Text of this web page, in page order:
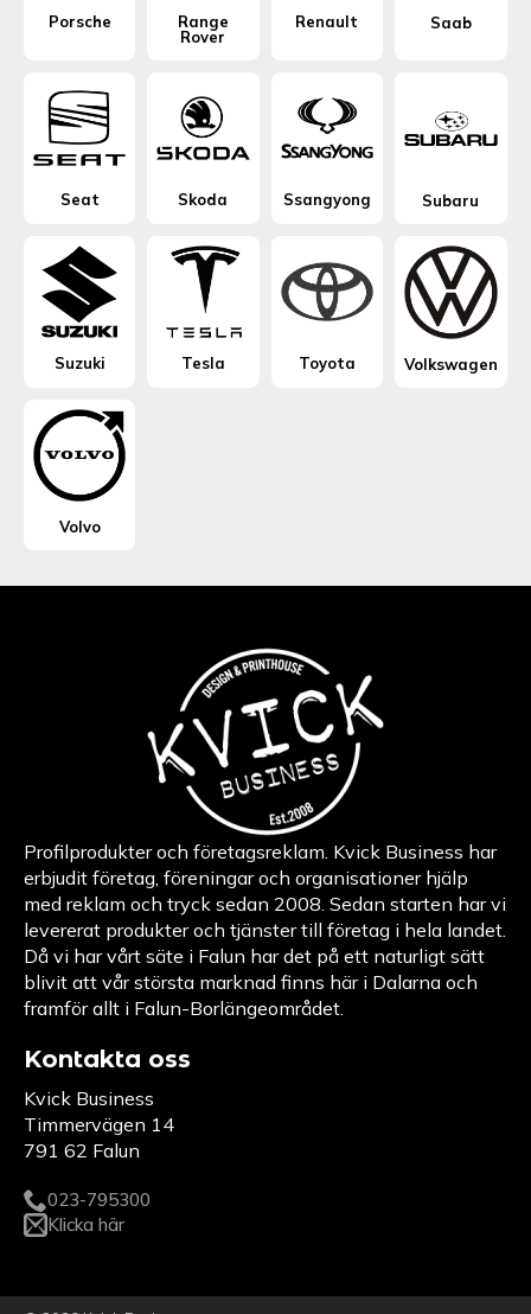
Porsche
Range
Rover
Renault Saab
Seat Skoda Ssangyong Subaru
Suzuki Tesla Toyota Volkswagen
Volvo
Profilprodukter och företagsreklam. Kvick Business har
erbjudit företag, föreningar och organisationer hjälp
med reklam och tryck sedan 2008. Sedan starten har vi
levererat produkter och tjänster till företag i hela landet.
Då vi har vårt säte i Falun har det på ett naturligt sätt
blivit att vår största marknad finns här i Dalarna och
framför allt i Falun-Borlängeområdet.
Kontakta oss
Kvick Business
Timmervägen 14
791 62 Falun
023-795300
Klicka här